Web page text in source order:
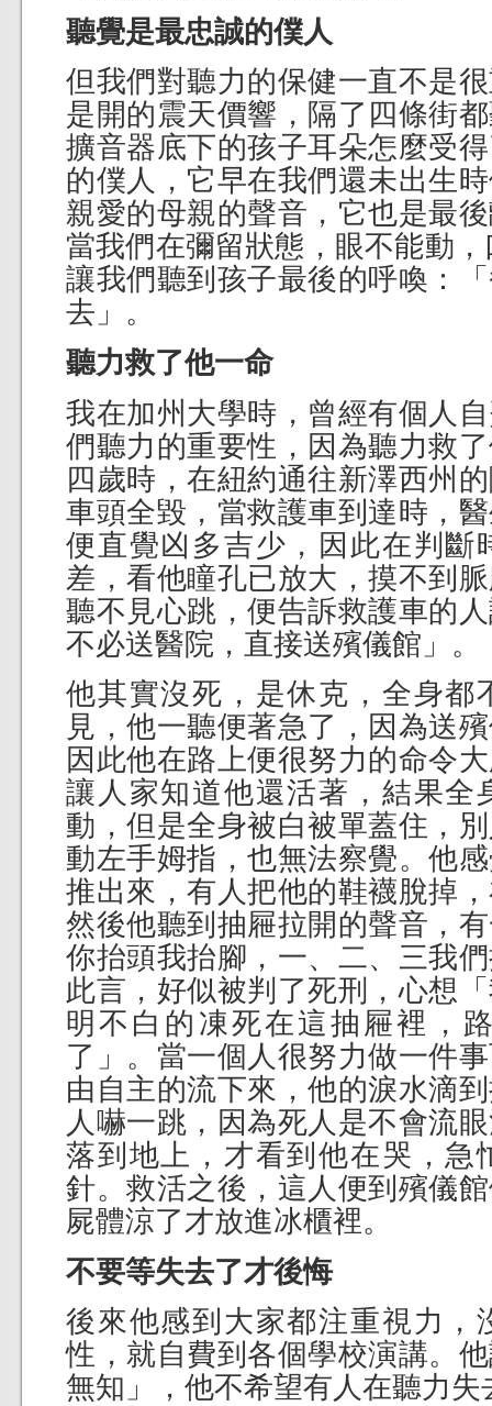
聽覺是最忠誠的僕人
但我們對聽力的保健一直不是
是開的震天價響，隔了四條街
擴音器底下的孩子耳朵怎麼受
的僕人，它早在我們還未出生
親愛的母親的聲音，它也是最
當我們在彌留狀態，眼不能動
讓我們聽到孩子最後的呼喚：
去」。
聽力救了他一命
我在加州大學時，曾經有個人
們聽力的重要性，因為聽力救
四歲時，在紐約通往新澤西州
車頭全毀，當救護車到達時，
便直覺凶多吉少，因此在判斷
差，看他瞳孔已放大，摸不到
聽不見心跳，便告訴救護車的
不必送醫院，直接送殯儀館」。
他其實沒死，是休克，全身都
見，他一聽便著急了，因為送
因此他在路上便很努力的命令
讓人家知道他還活著，結果全
動，但是全身被白被單蓋住，
動左手姆指，也無法察覺。他
推出來，有人把他的鞋襪脫掉
然後他聽到抽屜拉開的聲音，
你抬頭我抬腳，一、二、三我
此言，好似被判了死刑，心想
明不白的凍死在這抽屜裡，
了」。當一個人很努力做一件
由自主的流下來，他的淚水滴
人嚇一跳，因為死人是不會流
落到地上，才看到他在哭，急
針。救活之後，這人便到殯儀
屍體涼了才放進冰櫃裡。
不要等失去了才後悔
後來他感到大家都注重視力，
性，就自費到各個學校演講。
無知」，他不希望有人在聽力失